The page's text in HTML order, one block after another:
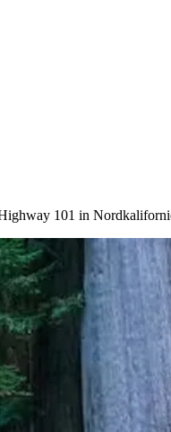
101 in